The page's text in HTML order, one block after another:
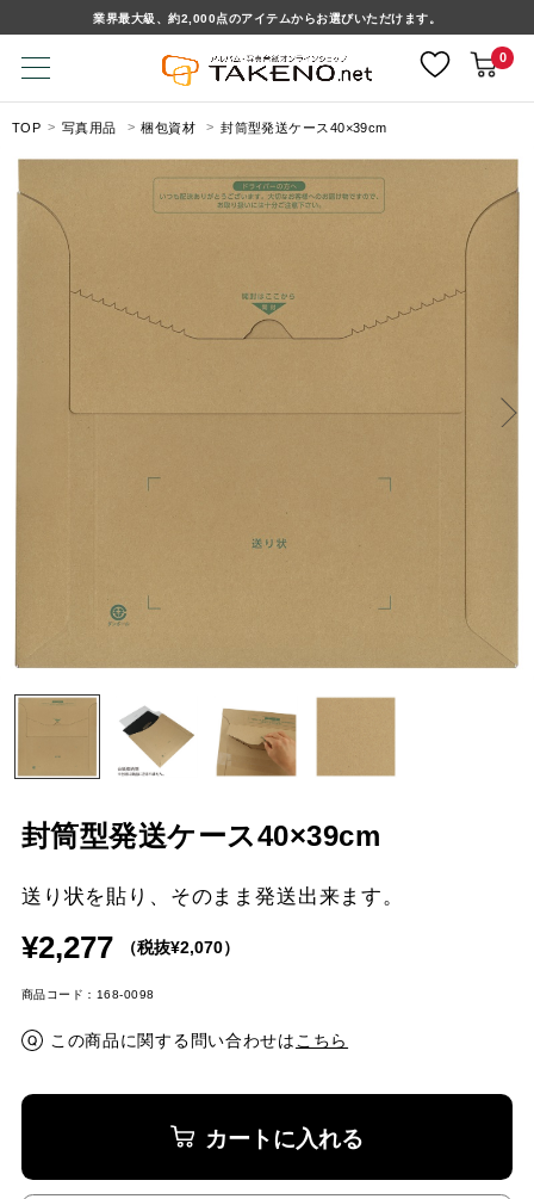
業界最大級、約2,000点のアイテムからお選びいただけます。
0
TOP 写真用品 梱包資材 封筒型発送ケース40×39cm
封筒型発送ケース40×39cm
送り状を貼り、そのまま発送出来ます。
¥2,277 （税抜¥2,070）
商品コード：168-0098
この商品に関する問い合わせはこちら
カートに入れる